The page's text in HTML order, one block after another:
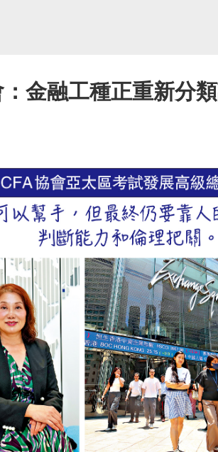
金融工種正重新分